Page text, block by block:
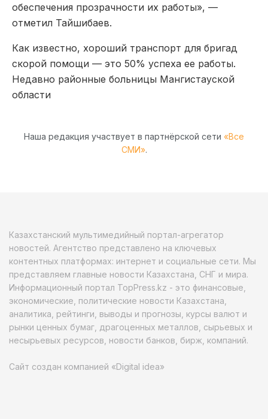
обеспечения прозрачности их работы», —
отметил Тайшибаев.
Как известно, хороший транспорт для бригад
скорой помощи — это 50% успеха ее работы.
Недавно районные больницы Мангистауской
области
Наша редакция участвует в партнёрской сети «Все
СМИ».
Казахстанский мультимедийный портал-агрегатор
новостей. Агентство представлено на ключевых
контентных платформах: интернет и социальные сети. Мы
представляем главные новости Казахстана, СНГ и мира.
Информационный портал TopPress.kz - это финансовые,
экономические, политические новости Казахстана,
аналитика, рейтинги, выводы и прогнозы, курсы валют и
рынки ценных бумаг, драгоценных металлов, сырьевых и
несырьевых ресурсов, новости банков, бирж, компаний.
Сайт создан компанией «Digital idea»